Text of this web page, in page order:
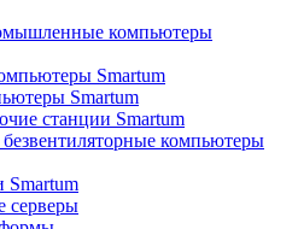
компьютеры
Smartum
Smartum
станции Smartum
компьютеры
Smartum
серверы